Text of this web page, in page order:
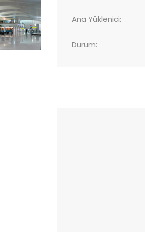
Ana Yüklenici:
Durum: